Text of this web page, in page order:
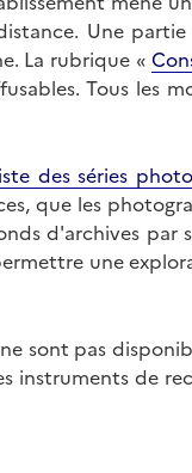
Une
La rubrique «
Tous les
des séries
que les
d'archives par
une
sont pas
instruments de